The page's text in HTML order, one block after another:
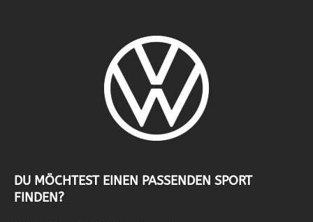
DU MÖCHTEST EINEN PASSENDEN SPORT
FINDEN?